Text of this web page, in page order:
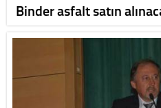
Binder asfalt satın